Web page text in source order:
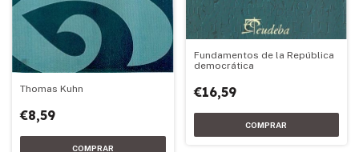
Thomas Kuhn
€8,59
Fundamentos de la República
democrática
€16,59